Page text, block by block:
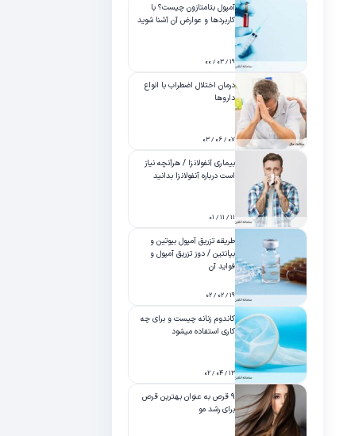
آمپول بتامتازون چیست؟ با
کاربردها و عوارض آن آشنا شوید
۱۹ / ۰۳ / ۰۰
درمان اختلال اضطراب با انواع
داروها
۰۷ / ۰۶ / ۰۳
بیماری آنفولانزا / هرآنچه نیاز
است درباره آنفولانزا بدانید
۱۱ / ۱۱ / ۰۱
طریقه تزریق آمپول بیوتین و
بپانتین / دوز تزریق آمپول و
فواید آن
۱۹ / ۰۲ / ۰۲
کاندوم زنانه چیست و برای چه
کاری استفاده میشود
۱۳ / ۰۴ / ۰۲
۹ قرص به عنوان بهترین قرص
برای رشد مو